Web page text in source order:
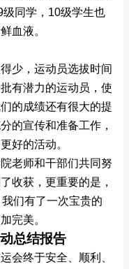
同学，10级学生也
血液。
少，运动员选拔时间
有潜力的运动员，使
的成绩还有很大的提
的宣传和准备工作，
好的活动。
老师和干部们共同努
收获，更重要的是，
们有了一次宝贵的
完美。
总结报告
会终于安全、顺利、